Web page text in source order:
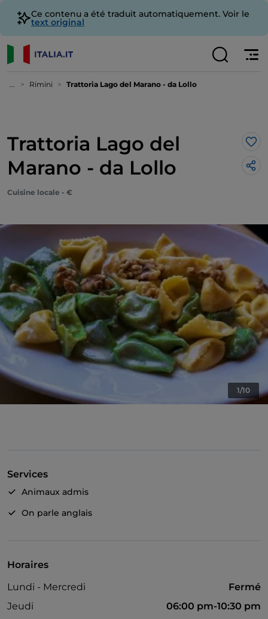
Ce contenu a été traduit automatiquement. Voir le
text original
... Rimini Trattoria Lago del Marano - da Lollo
Trattoria Lago del
Marano - da Lollo
Cuisine locale - €
1/10
Services
Animaux admis
On parle anglais
Horaires
Lundi - Mercredi
Fermé
Jeudi
06:00 pm-10:30 pm